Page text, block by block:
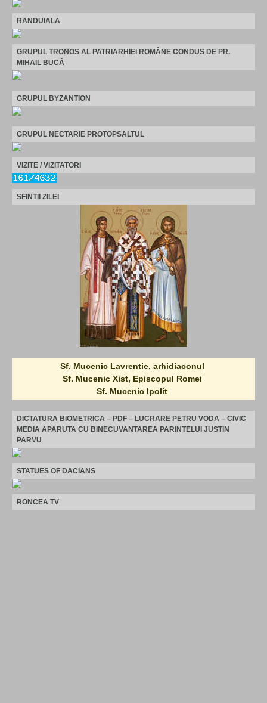
RANDUIALA
GRUPUL TRONOS AL PATRIARHIEI ROMÂNE CONDUS DE PR.
MIHAIL BUCĂ
GRUPUL BYZANTION
GRUPUL NECTARIE PROTOPSALTUL
VIZITE / VIZITATORI
SFINTII ZILEI
Sf. Mucenic Lavrentie, arhidiaconul
Sf. Mucenic Xist, Episcopul Romei
Sf. Mucenic Ipolit
DICTATURA BIOMETRICA – PDF – LUCRARE PETRU VODA – CIVIC
MEDIA APARUTA CU BINECUVANTAREA PARINTELUI JUSTIN
PARVU
STATUES OF DACIANS
RONCEA TV